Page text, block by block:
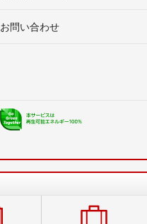
お問い合わせ